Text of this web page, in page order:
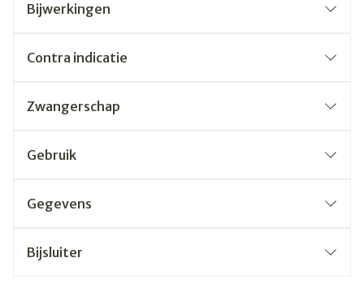
Bijwerkingen
Contra indicatie
Zwangerschap
Gebruik
Gegevens
Bijsluiter